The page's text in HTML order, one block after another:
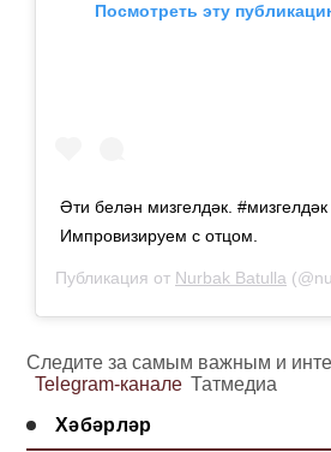
Посмотреть эту
Әти белән мизгелдәк.
Импровизируем с отцом.
Публикация от Nurbak Batulla
Следите за самым важным и
Telegram-канале Татмедиа
Хәбәрләр